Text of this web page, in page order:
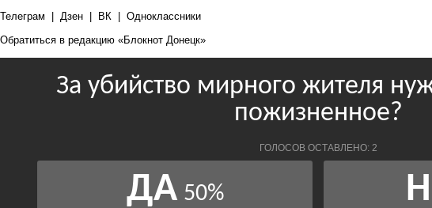
Телеграм
Дзен ВК
Одноклассники
Обратиться в редакцию «Блокнот Донецк»